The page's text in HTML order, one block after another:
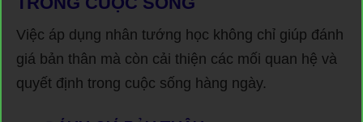
Việc áp dụng nhân tướng học không chỉ giúp đánh
giá bản thân mà còn cải thiện các mối quan hệ và
quyết định trong cuộc sống hàng ngày.